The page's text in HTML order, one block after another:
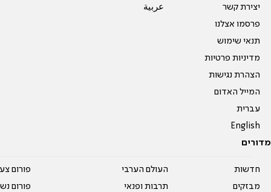
יצירת קשר
פרסמו אצלנו
תנאי שימוש
מדיניות פרטיות
הצהרת נגישות
המייל האדום
עברית
English
عربية
מדורים
חדשות
מבזקים
העולם הערבי
תרבות ופנאי
פורום
פורום